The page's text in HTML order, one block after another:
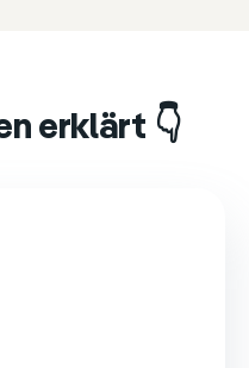
erklärt 👇